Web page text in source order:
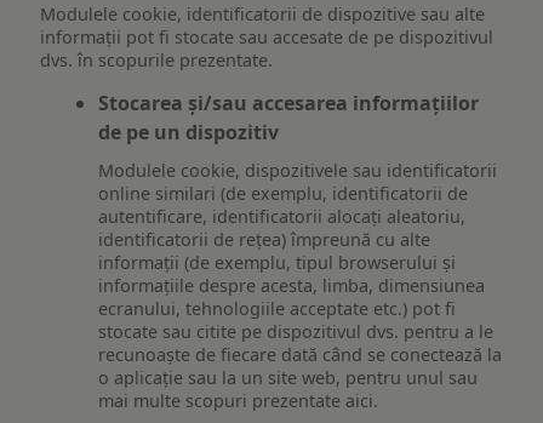
Modulele cookie, identificatorii de dispozitive sau alte
informații pot fi stocate sau accesate de pe dispozitivul
dvs. în scopurile prezentate.
Stocarea și/sau accesarea informațiilor
de pe un dispozitiv
Modulele cookie, dispozitivele sau identificatorii
online similari (de exemplu, identificatorii de
autentificare, identificatorii alocați aleatoriu,
identificatorii de rețea) împreună cu alte
informații (de exemplu, tipul browserului și
informațiile despre acesta, limba, dimensiunea
ecranului, tehnologiile acceptate etc.) pot fi
stocate sau citite pe dispozitivul dvs. pentru a le
recunoaște de fiecare dată când se conectează la
o aplicație sau la un site web, pentru unul sau
mai multe scopuri prezentate aici.